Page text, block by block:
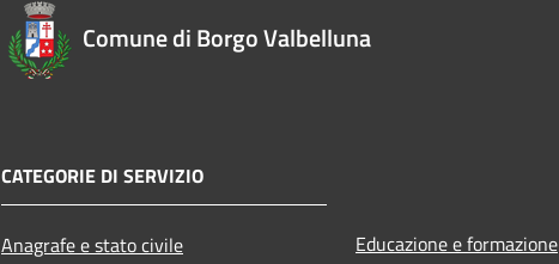
Comune di Borgo Valbelluna
CATEGORIE DI SERVIZIO
Anagrafe e stato civile Educazione e formazione